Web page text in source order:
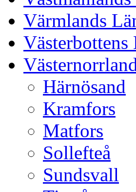
Värmlands
Västerbottens
Härnösand
Kramfors
Matfors
Sollefteå
Sundsvall